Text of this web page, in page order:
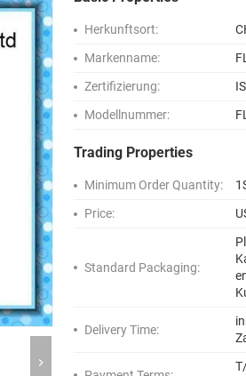
Herkunftsort:
Markenname:
Zertifizierung:
Modellnummer:
Trading Properties
Minimum Order Quantity:
Price:
Standard Packaging:
Delivery Time: